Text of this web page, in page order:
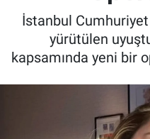
İstanbul Cumhuriyet
yürütülen
kapsamında yeni bir